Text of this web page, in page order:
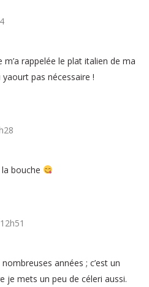
rappelée le plat italien de ma
pas nécessaire !
bouche
12h51
années ; c’est un
je mets un peu de céleri aussi.